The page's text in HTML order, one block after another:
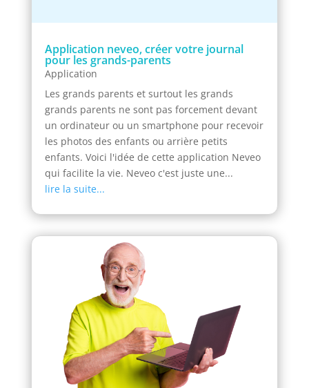
Application neveo, créer votre journal
pour les grands-parents
Application
Les grands parents et surtout les grands
grands parents ne sont pas forcement devant
un ordinateur ou un smartphone pour recevoir
les photos des enfants ou arrière petits
enfants. Voici l'idée de cette application Neveo
qui facilite la vie. Neveo c'est juste une...
lire la suite...